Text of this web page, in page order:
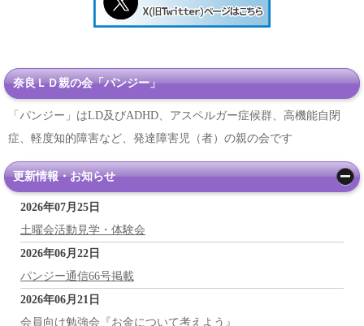
奈良ＬＤ親の会「パンジー」
「パンジー」はLD及びADHD、アスペルガー症候群、高機能自閉
症、軽度知的障害など、発達障害児（者）の親の会です
更新情報・お知らせ
2026年07月25日
土曜会活動見学・体験会
2026年06月22日
パンジー通信66号掲載
2026年06月21日
会員向け勉強会『お金について考えよう』